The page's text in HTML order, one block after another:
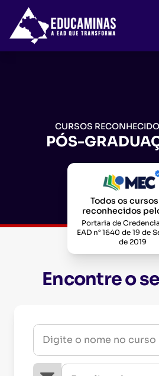
CURSOS
PÓS-
Todos os
reconhecidos
Portaria de
EAD n° 1640 de 19 de
de 2019
Encontre o
Digite o nome no curso